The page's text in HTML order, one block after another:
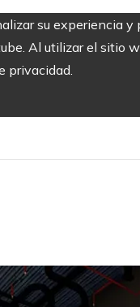
su experiencia
Al utilizar el sitio
privacidad.